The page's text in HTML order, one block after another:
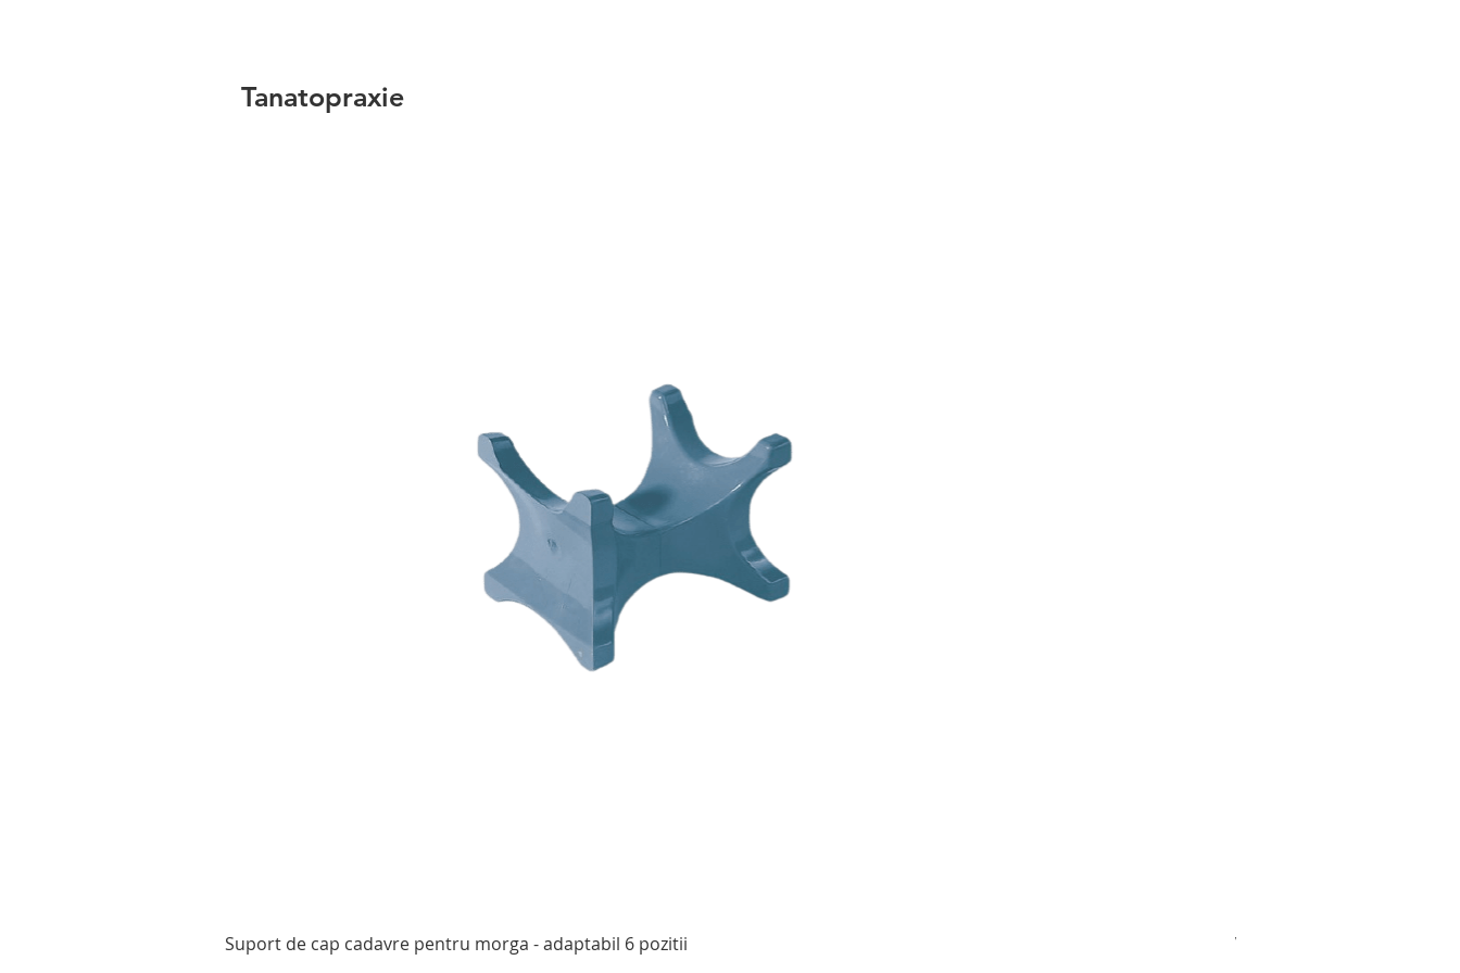
Tanatopraxie
Afișare rapidă
Suport de cap cadavre pentru morga - adaptabil 6 pozitii Valiza de transport